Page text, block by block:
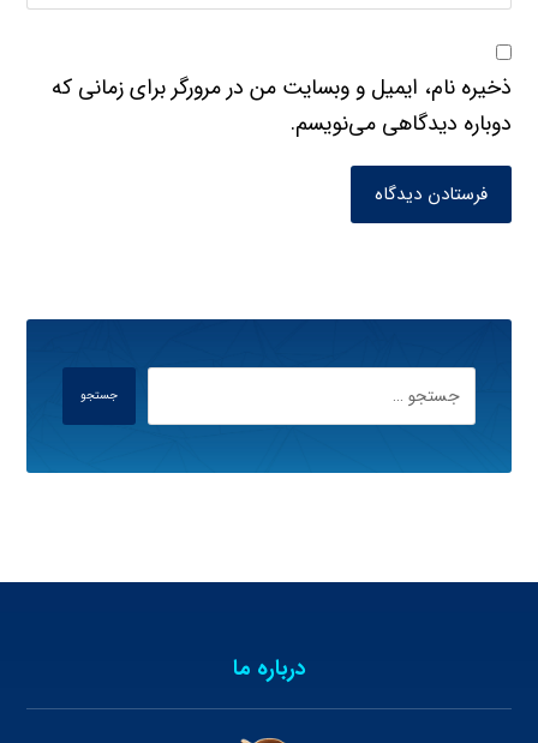
ذخیره نام، ایمیل و وبسایت من در مرورگر برای زمانی که
دوباره دیدگاهی می‌نویسم.
فرستادن دیدگاه
جستجو
درباره ما